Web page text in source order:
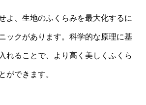
よ、生地のふくらみを最大化するに
ックがあります。科学的な原理に基
れることで、より高く美しくふくら
ができます。